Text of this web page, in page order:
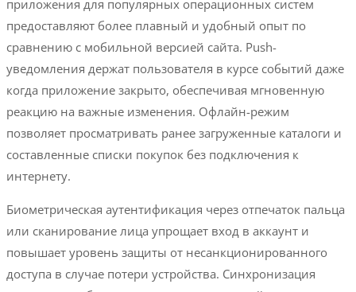
приложения для популярных операционных систем
предоставляют более плавный и удобный опыт по
сравнению с мобильной версией сайта. Push-
уведомления держат пользователя в курсе событий даже
когда приложение закрыто, обеспечивая мгновенную
реакцию на важные изменения. Офлайн-режим
позволяет просматривать ранее загруженные каталоги и
составленные списки покупок без подключения к
интернету.
Биометрическая аутентификация через отпечаток пальца
или сканирование лица упрощает вход в аккаунт и
повышает уровень защиты от несанкционированного
доступа в случае потери устройства. Синхронизация